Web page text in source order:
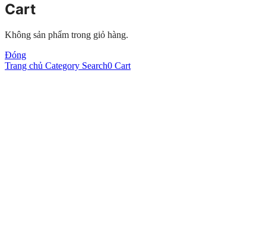
Cart
Không sản phẩm trong giỏ hàng.
Đóng
Trang chủ Category Search0 Cart